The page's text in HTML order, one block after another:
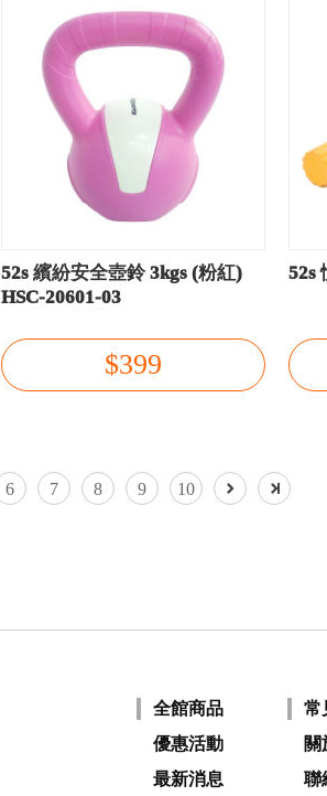
52s 繽紛安全壺鈴 3kgs (粉紅)
HSC-20601-03
$399
52s
6 7 8 9 10
全館商品
優惠活動
最新消息
常
關
聯